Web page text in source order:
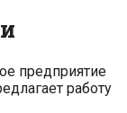
предприятие
работу